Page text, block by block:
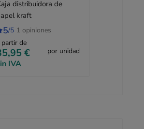
distribuidora de
kraft
5/5 1 opiniones
partir de
€
IVA
por unidad